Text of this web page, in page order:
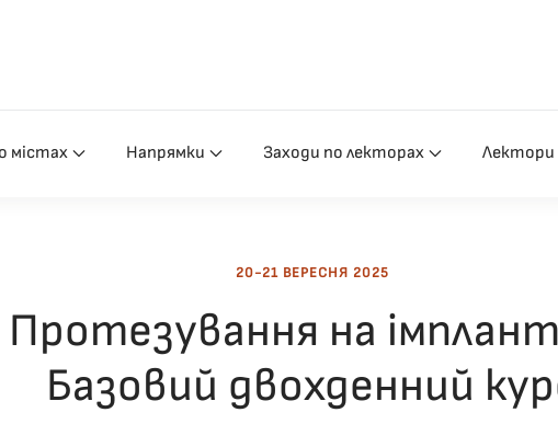
містах Напрямки Заходи по лекторах Лектори
20-21 ВЕРЕСНЯ 2025
Протезування на
Базовий двохденний